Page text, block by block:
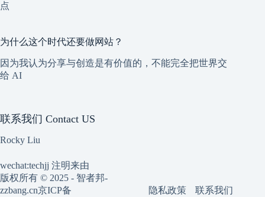
点
为什么这个时代还要做网站？
因为我认为分享与创造是有价值的，不能完全把世界交
给 AI
联系我们 Contact US
Rocky Liu
wechat:techjj 注明来由
版权所有 © 2025 - 智者邦-
zzbang.cn京ICP备 隐私政策 联系我们